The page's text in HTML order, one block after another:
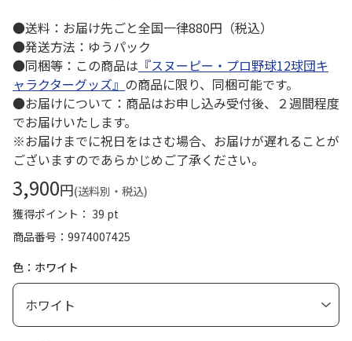
●送料：お届け先ごと全国一律880円（税込）
●発送方法：ゆうパック
●同梱等：この商品は 『スヌーピー・プロ野球12球団キ
ャラクターグッズ』 の商品に限り、同梱可能です。
●お届けについて：商品はお申し込み受付後、２週間程度
でお届けいたします。
※お届けまでに祝日をはさむ場合、お届けが遅れることが
ございますのであらかじめご了承ください。
3,900円(送料別・税込)
獲得ポイント： 39 pt
商品番号
9974007425
色：ホワイト